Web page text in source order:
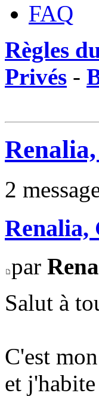
FAQ
Règles
Privés -
2
Renalia,
par
Salut à
C'est
et